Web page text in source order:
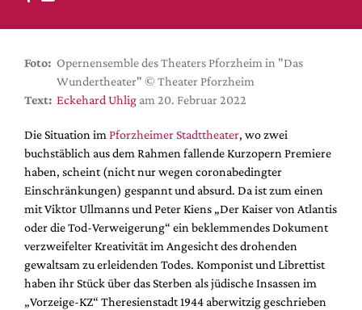
Alle Hefte
Leseproben
Podcast
Service
Shop / Abo
Newsletter
Redaktion
Autor:innen
Partner
Mediadaten
Foto: Opernensemble des Theaters Pforzheim in "Das
Wundertheater" © Theater Pforzheim
Text: Eckehard Uhlig am 20. Februar 2022
Die Situation im Pforzheimer Stadttheater, wo zwei
buchstäblich aus dem Rahmen fallende Kurzopern Premiere
haben, scheint (nicht nur wegen coronabedingter
Einschränkungen) gespannt und absurd. Da ist zum einen
mit Viktor Ullmanns und Peter Kiens „Der Kaiser von Atlantis
oder die Tod-Verweigerung“ ein beklemmendes Dokument
verzweifelter Kreativität im Angesicht des drohenden
gewaltsam zu erleidenden Todes. Komponist und Librettist
haben ihr Stück über das Sterben als jüdische Insassen im
„Vorzeige-KZ“ Theresienstadt 1944 aberwitzig geschrieben